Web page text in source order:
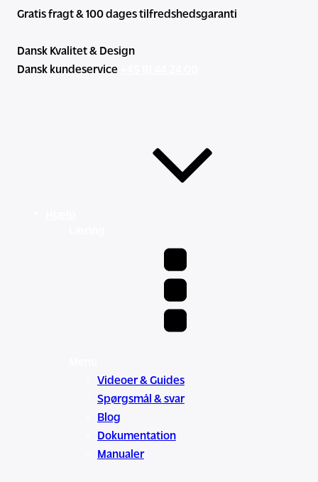
Gratis fragt & 100 dages tilfredshedsgaranti
Dansk Kvalitet & Design
Dansk kundeservice
Videoer & Guides
Spørgsmål & svar
Blog
Dokumentation
Manualer